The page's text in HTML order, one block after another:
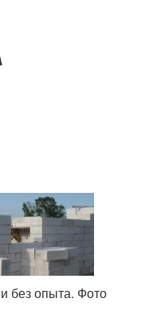
без опыта. Фото